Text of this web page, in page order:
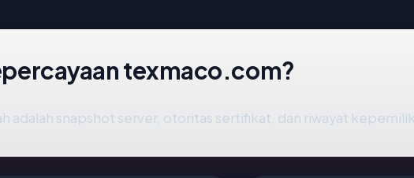
texmaco.com?
adalah snapshot server, otoritas sertifikat, dan riwayat